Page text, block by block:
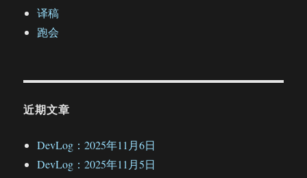
译稿
跑会
近期文章
DevLog：2025年11月6日
DevLog：2025年11月5日